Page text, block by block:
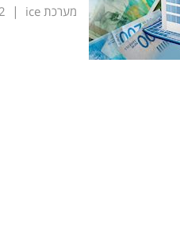
מערכת ice |